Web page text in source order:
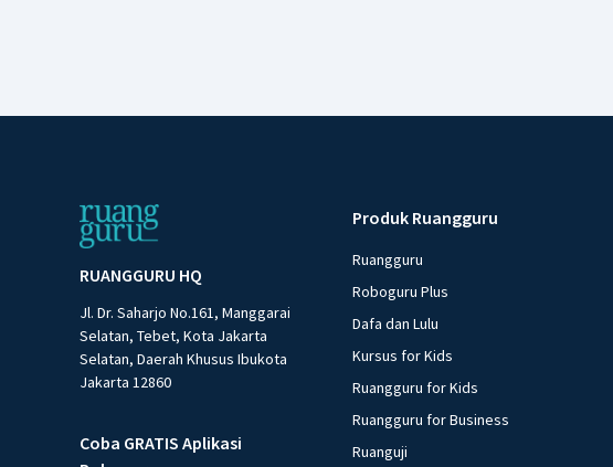
RUANGGURU HQ
Jl. Dr. Saharjo No.161, Manggarai
Selatan, Tebet, Kota Jakarta
Selatan, Daerah Khusus Ibukota
Jakarta 12860
Coba GRATIS Aplikasi
Produk Ruangguru
Ruangguru
Roboguru Plus
Dafa dan Lulu
Kursus for Kids
Ruangguru for Kids
Ruangguru for Business
Ruanguji